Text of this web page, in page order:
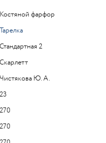
Костяной фарфор
Тарелка
Стандартная 2
Скарлетт
Чистякова Ю. А.
23
270
270